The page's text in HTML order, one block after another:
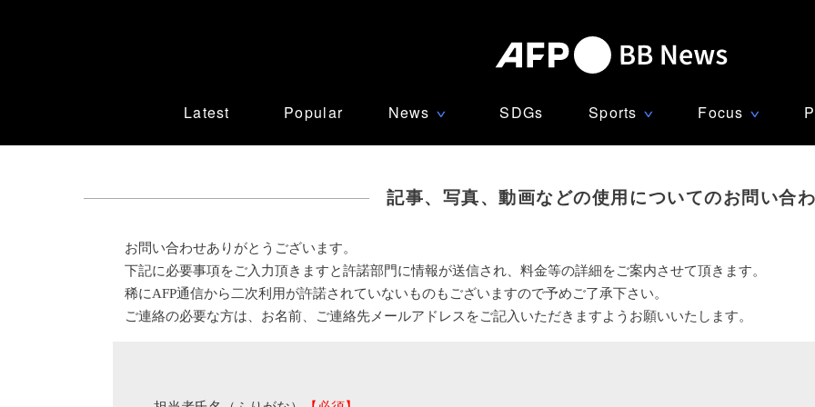
Latest Popular News ∨ SDGs Sports ∨ Focus ∨
記事、写真、動画などの使用についてのお問い合
お問い合わせありがとうございます。
下記に必要事項をご入力頂きますと許諾部門に情報が送信され、料金等の詳細をご案内させて頂きます。
稀にAFP通信から二次利用が許諾されていないものもございますので予めご了承下さい。
ご連絡の必要な方は、お名前、ご連絡先メールアドレスをご記入いただきますようお願いいたします。